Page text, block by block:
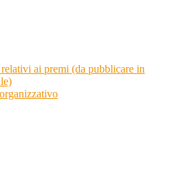
ai premi (da pubblicare in